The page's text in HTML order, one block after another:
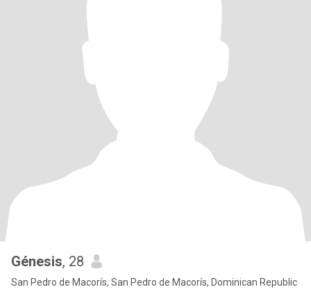
Génesis, 28
San Pedro de Macorís, San Pedro de Macorís, Dominican Republic